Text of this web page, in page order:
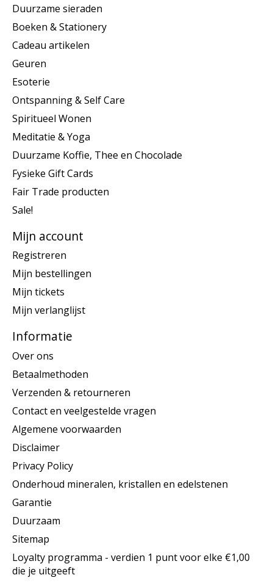
Duurzame sieraden
Boeken & Stationery
Cadeau artikelen
Geuren
Esoterie
Ontspanning & Self Care
Spiritueel Wonen
Meditatie & Yoga
Duurzame Koffie, Thee en Chocolade
Fysieke Gift Cards
Fair Trade producten
Sale!
Mijn account
Registreren
Mijn bestellingen
Mijn tickets
Mijn verlanglijst
Informatie
Over ons
Betaalmethoden
Verzenden & retourneren
Contact en veelgestelde vragen
Algemene voorwaarden
Disclaimer
Privacy Policy
Onderhoud mineralen, kristallen en edelstenen
Garantie
Duurzaam
Sitemap
Loyalty programma - verdien 1 punt voor elke €1,00
die je uitgeeft